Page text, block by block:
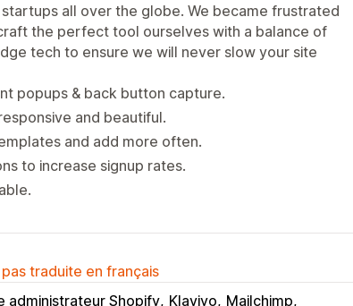
all over the globe. We became frustrated
the perfect tool ourselves with a balance of
tech to ensure we will never slow your site
popups & back button capture.
and beautiful.
and add more often.
to increase signup rates.
traduite en français
administrateur Shopify Klaviyo Mailchimp